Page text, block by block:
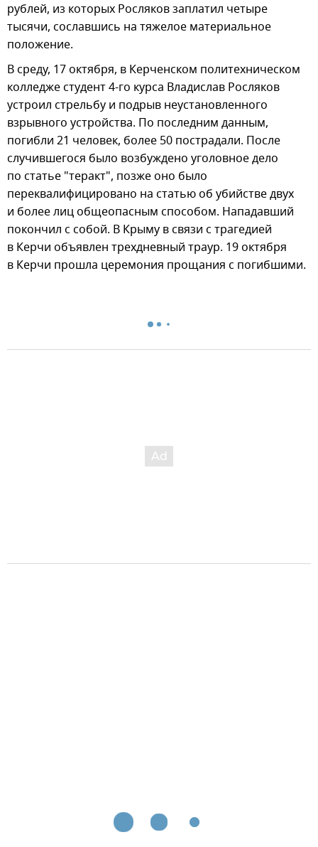
рублей, из которых Росляков заплатил четыре
тысячи, сославшись на тяжелое материальное
положение.
В среду, 17 октября, в Керченском политехническом
колледже студент 4-го курса Владислав Росляков
устроил стрельбу и подрыв неустановленного
взрывного устройства. По последним данным,
погибли 21 человек, более 50 пострадали. После
случившегося было возбуждено уголовное дело
по статье "теракт", позже оно было
переквалифицировано на статью об убийстве двух
и более лиц общеопасным способом. Нападавший
покончил с собой. В Крыму в связи с трагедией
в Керчи объявлен трехдневный траур. 19 октября
в Керчи прошла церемония прощания с погибшими.